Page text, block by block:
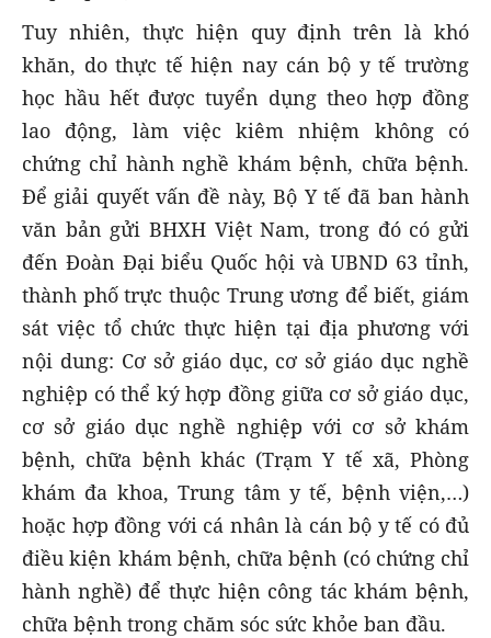
Tuy nhiên, thực hiện quy định trên là khó
khăn, do thực tế hiện nay cán bộ y tế trường
học hầu hết được tuyển dụng theo hợp đồng
lao động, làm việc kiêm nhiệm không có
chứng chỉ hành nghề khám bệnh, chữa bệnh.
Để giải quyết vấn đề này, Bộ Y tế đã ban hành
văn bản gửi BHXH Việt Nam, trong đó có gửi
đến Đoàn Đại biểu Quốc hội và UBND 63 tỉnh,
thành phố trực thuộc Trung ương để biết, giám
sát việc tổ chức thực hiện tại địa phương với
nội dung: Cơ sở giáo dục, cơ sở giáo dục nghề
nghiệp có thể ký hợp đồng giữa cơ sở giáo dục,
cơ sở giáo dục nghề nghiệp với cơ sở khám
bệnh, chữa bệnh khác (Trạm Y tế xã, Phòng
khám đa khoa, Trung tâm y tế, bệnh viện,…)
hoặc hợp đồng với cá nhân là cán bộ y tế có đủ
điều kiện khám bệnh, chữa bệnh (có chứng chỉ
hành nghề) để thực hiện công tác khám bệnh,
chữa bệnh trong chăm sóc sức khỏe ban đầu.